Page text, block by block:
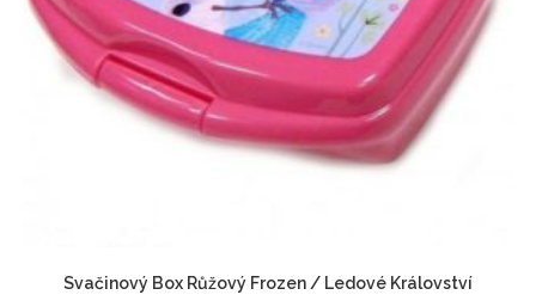
Svačinový Box Růžový Frozen / Ledové Království